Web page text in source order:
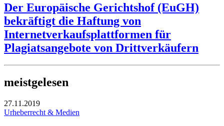
Der Europäische Gerichtshof (EuGH)
bekräftigt die Haftung von
Internetverkaufsplattformen für
Plagiatsangebote von Drittverkäufern
meistgelesen
27.11.2019
Urheberrecht & Medien